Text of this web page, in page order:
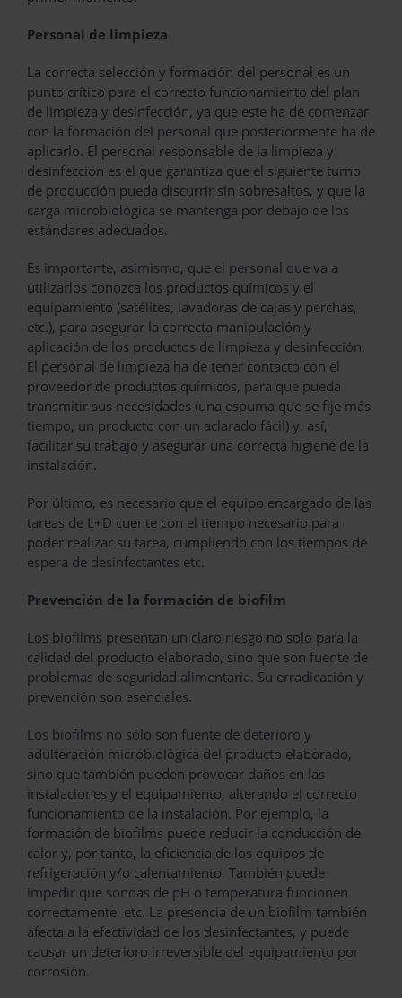
Personal de limpieza
La correcta selección y formación del personal es un
punto crítico para el correcto funcionamiento del plan
de limpieza y desinfección, ya que este ha de comenzar
con la formación del personal que posteriormente ha de
aplicarlo. El personal responsable de la limpieza y
desinfección es el que garantiza que el siguiente turno
de producción pueda discurrir sin sobresaltos, y que la
carga microbiológica se mantenga por debajo de los
estándares adecuados.
Es importante, asimismo, que el personal que va a
utilizarlos conozca los productos químicos y el
equipamiento (satélites, lavadoras de cajas y perchas,
etc.), para asegurar la correcta manipulación y
aplicación de los productos de limpieza y desinfección.
El personal de limpieza ha de tener contacto con el
proveedor de productos químicos, para que pueda
transmitir sus necesidades (una espuma que se fije más
tiempo, un producto con un aclarado fácil) y, así,
facilitar su trabajo y asegurar una correcta higiene de la
instalación.
Por último, es necesario que el equipo encargado de las
tareas de L+D cuente con el tiempo necesario para
poder realizar su tarea, cumpliendo con los tiempos de
espera de desinfectantes etc.
Prevención de la formación de biofilm
Los biofilms presentan un claro riesgo no solo para la
calidad del producto elaborado, sino que son fuente de
problemas de seguridad alimentaria. Su erradicación y
prevención son esenciales.
Los biofilms no sólo son fuente de deterioro y
adulteración microbiológica del producto elaborado,
sino que también pueden provocar daños en las
instalaciones y el equipamiento, alterando el correcto
funcionamiento de la instalación. Por ejemplo, la
formación de biofilms puede reducir la conducción de
calor y, por tanto, la eficiencia de los equipos de
refrigeración y/o calentamiento. También puede
impedir que sondas de pH o temperatura funcionen
correctamente, etc. La presencia de un biofilm también
afecta a la efectividad de los desinfectantes, y puede
causar un deterioro irreversible del equipamiento por
corrosión.